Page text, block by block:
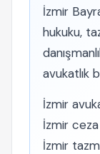
İzmir
hukuku,
avukatlık
İzmir
İzmir
İzmir